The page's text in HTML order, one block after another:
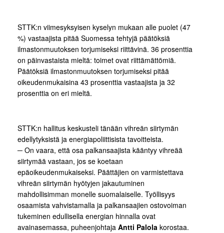
STTK:n viimesyksyisen kyselyn mukaan alle puolet (47
%) vastaajista pitää Suomessa tehtyjä päätöksiä
ilmastonmuutoksen torjumiseksi riittävinä. 36 prosenttia
on päinvastaista mieltä: toimet ovat riittämättömiä.
Päätöksiä ilmastonmuutoksen torjumiseksi pitää
oikeudenmukaisina 43 prosenttia vastaajista ja 32
prosenttia on eri mieltä.
STTK:n hallitus keskusteli tänään vihreän siirtymän
edellytyksistä ja energiapoliittisista tavoitteista.
─ On vaara, että osa palkansaajista kääntyy vihreää
siirtymää vastaan, jos se koetaan
epäoikeudenmukaiseksi. Päättäjien on varmistettava
vihreän siirtymän hyötyjen jakautuminen
mahdollisimman monelle suomalaiselle. Työllisyys
osaamista vahvistamalla ja palkansaajien ostovoiman
tukeminen edullisella energian hinnalla ovat
avainasemassa, puheenjohtaja Antti Palola korostaa.